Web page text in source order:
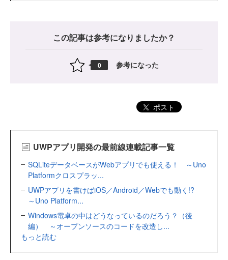
この記事は参考になりましたか？
0 参考になった
ポスト
UWPアプリ開発の最前線連載記事一覧
SQLiteデータベースがWebアプリでも使える！ ～Uno
Platformクロスプラッ...
UWPアプリを書けばiOS／Android／Webでも動く!?
～Uno Platform...
Windows電卓の中はどうなっているのだろう？（後
編） ～オープンソースのコードを改造し...
もっと読む